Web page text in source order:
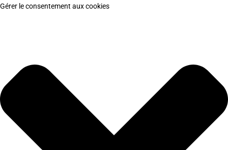
Gérer le consentement aux cookies